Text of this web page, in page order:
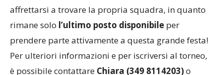
Chiunque volesse ancora partecipare deve
affrettarsi a trovare la propria squadra, in quanto
rimane solo l’ultimo posto disponibileper
prendere parte attivamente a questa grande festa!